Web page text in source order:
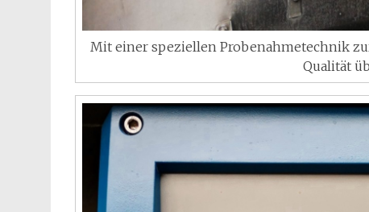
Mit einer speziellen Probenahmetechnik
Qualität